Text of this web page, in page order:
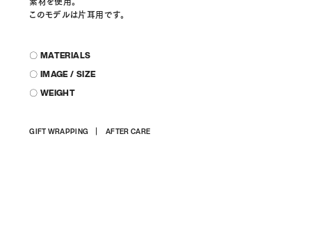
このモデルは片耳用です。
〇 MATERIALS
〇 IMAGE / SIZE
〇 WEIGHT
GIFT WRAPPING AFTER CARE
商